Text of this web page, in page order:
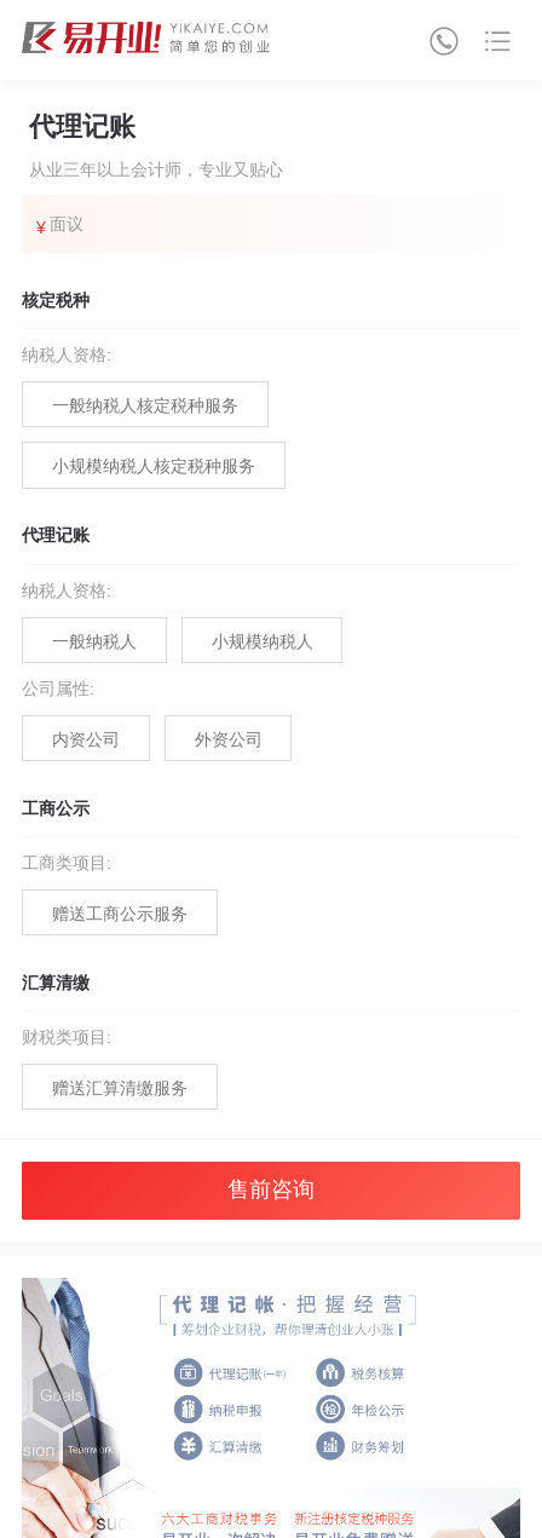
代理记账
从业三年以上会计师，专业又贴心
¥ 面议
核定税种
纳税人资格:
一般纳税人核定税种服务
小规模纳税人核定税种服务
代理记账
纳税人资格:
一般纳税人 小规模纳税人
公司属性:
内资公司 外资公司
工商公示
工商类项目 :
赠送工商公示服务
汇算清缴
财税类项目 :
赠送汇算清缴服务
售前咨询